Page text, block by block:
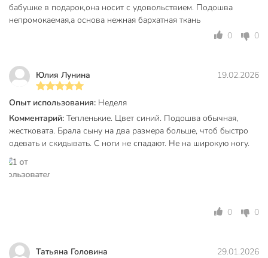
вызывают раздражения, не теряют форму при частой
стирке.
Страна производства
Сезонность
Материал
полиэстер
ЭВА
текстиль
Пол
закрытый
Вид мыса
закрытый
бабушке в подарок,она носит с удовольствием. Подошва
непромокаемая,а основа нежная бархатная ткань
0
0
Юлия Лунина 19.02.2026
Опыт использования: Неделя
Комментарий: Тепленькие. Цвет синий. Подошва обычная,
жестковата. Брала сыну на два размера больше, чтоб быстро
одевать и скидывать. С ноги не спадают. Не на широкую ногу.
0 0
Татьяна Головина 29.01.2026